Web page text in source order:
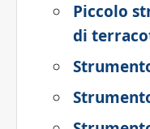
Piccolo
di